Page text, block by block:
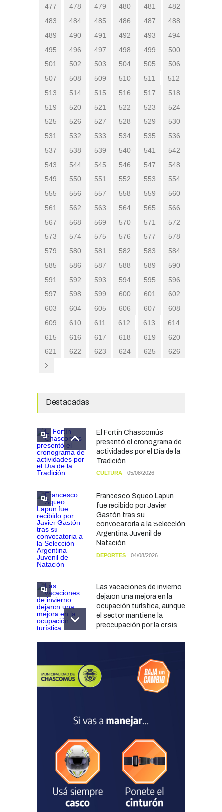
477 478 479 480 481
482
483
484 485 486 487
488
489
490 491 492 493
494
495
496 497 498 499
500
501
502 503 504 505
506
507
508 509 510 511
512
513
514 515 516 517
518
519
520 521 522 523
524
525
526 527 528 529
530
531
532 533 534 535
536
537
538 539 540 541
542
543
544 545 546 547
548
549
550 551 552 553
554
555
556 557 558 559
560
561
562 563 564 565
566
567
568 569 570 571
572
573
574 575 576 577
578
579
580 581 582 583
584
585
586 587 588 589
590
591
592 593 594 595
596
597
598 599 600 601
602
603
604 605 606 607
608
609
610 611 612 613
614
615
616 617 618 619
620
621
622 623 624 625 626
Destacadas
El Fortín Chascomús
presentó el cronograma de
actividades por el Día de la
Tradición
CULTURA 05/08/2026
Francesco Squeo Lapun
fue recibido por Javier
Gastón tras su
convocatoria a la Selección
Argentina Juvenil de
Natación
DEPORTES 04/08/2026
Las vacaciones de invierno
dejaron una mejora en la
ocupación turística, aunque
el sector mantiene la
preocupación por la crisis
Chascomús incorporó una
prevención ante eventos
SEGURIDAD 31/07/2026
La Escuela Normal tendrá
calefacción para el reinicio
de las clases tras una obra
de emergencia financiada
por la Municipalidad